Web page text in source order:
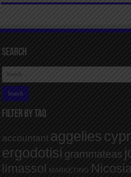
Search
FILTER BY TAQ
accountant aggelies
ergodotisi grammateas
limassol MARKETING